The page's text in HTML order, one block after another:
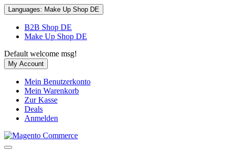
Languages: Make Up Shop DE
B2B Shop DE
Make Up Shop DE
Default welcome msg!
My Account
Mein Benutzerkonto
Mein Warenkorb
Zur Kasse
Deals
Anmelden